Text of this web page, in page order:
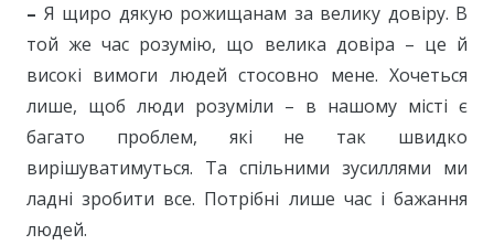
– Я щиро дякую рожищанам за велику довіру. В
той же час розумію, що велика довіра – це й
високі вимоги людей стосовно мене. Хочеться
лише, щоб люди розуміли – в нашому місті є
багато проблем, які не так швидко
вирішуватимуться. Та спільними зусиллями ми
ладні зробити все. Потрібні лише час і бажання
людей.